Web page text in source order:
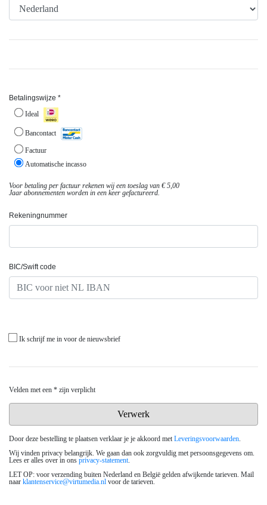
Betalingswijze *
Ideal
Bancontact
Factuur
Automatische incasso
Voor betaling per factuur rekenen wij een toeslag van € 5,00
Jaar abonnementen worden in een keer gefactureerd.
Rekeningnummer
BIC/Swift code
Ik schrijf me in voor de nieuwsbrief
Velden met een * zijn verplicht
Door deze bestelling te plaatsen verklaar je je akkoord metLeveringsvoorwaarden.
Wij vinden privacy belangrijk. We gaan dan ook zorgvuldig met persoonsgegevens om.
Lees er alles over in ons privacy-statement.
LET OP: voor verzending buiten Nederland en België gelden afwijkende tarieven. Mail
naar klantenservice@virtumedia.nl voor de tarieven.